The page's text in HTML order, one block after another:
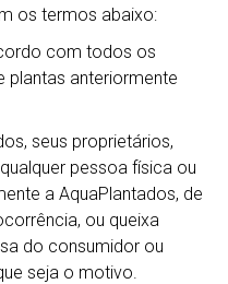
os termos abaixo:
com todos os
plantas anteriormente
seus proprietários,
pessoa física ou
a AquaPlantados, de
ou queixa
do consumidor ou
seja o motivo.